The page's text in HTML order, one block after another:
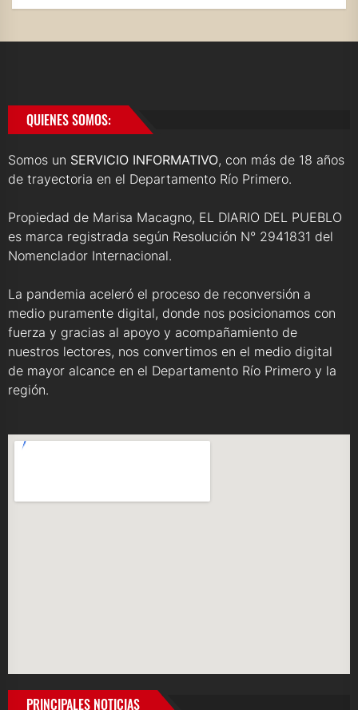
QUIENES SOMOS:
Somos un SERVICIO INFORMATIVO, con más de 18 años
de trayectoria en el Departamento Río Primero.
Propiedad de Marisa Macagno, EL DIARIO DEL PUEBLO
es marca registrada según Resolución N° 2941831 del
Nomenclador Internacional.
La pandemia aceleró el proceso de reconversión a
medio puramente digital, donde nos posicionamos con
fuerza y gracias al apoyo y acompañamiento de
nuestros lectores, nos convertimos en el medio digital
de mayor alcance en el Departamento Río Primero y la
región.
PRINCIPALES NOTICIAS